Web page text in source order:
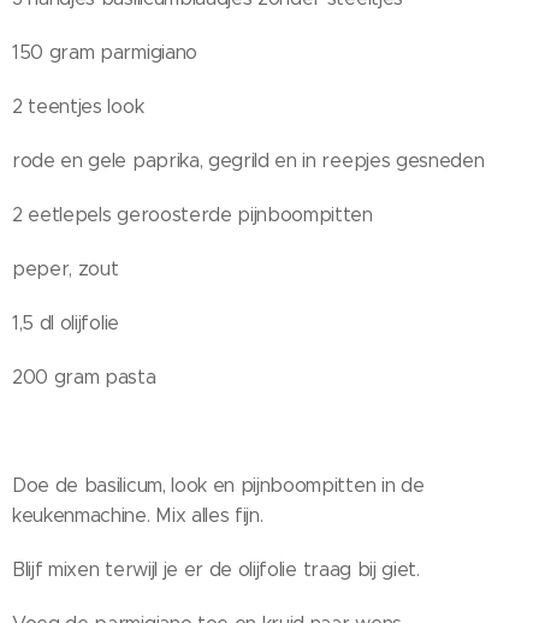
150 gram parmigiano
2 teentjes look
rode en gele paprika, gegrild en in reepjes gesneden
2 eetlepels geroosterde pijnboompitten
peper, zout
1,5 dl olijfolie
200 gram pasta
Doe de basilicum, look en pijnboompitten in de
keukenmachine. Mix alles fijn.
Blijf mixen terwijl je er de olijfolie traag bij giet.